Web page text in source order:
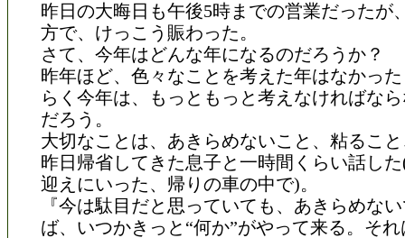
昨日の大晦日も午後5時までの営業だったが
方で、けっこう賑わった。
さて、今年はどんな年になるのだろうか？
昨年ほど、色々なことを考えた年はなかっ
らく今年は、もっともっと考えなければな
だろう。
大切なことは、あきらめないこと、粘るこ
昨日帰省してきた息子と一時間くらい話し
迎えにいった、帰りの車の中で)。
『今は駄目だと思っていても、あきらめな
ば、いつかきっと“何か”がやって来る。そ